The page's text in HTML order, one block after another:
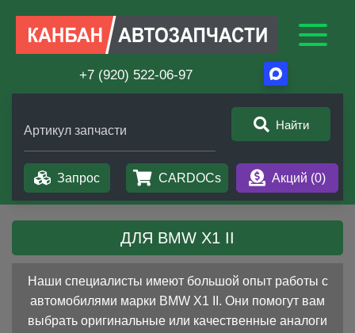
+7 (920) 522-06-97
Артикул запчасти Найти
Запрос CARDOCs Акций (0)
ДЛЯ BMW X1 II
Наши специалисты имеют большой опыт работы с
автомобилями марки BMW X1 II. Они помогут вам
выбрать оригинальные или качественные аналоги